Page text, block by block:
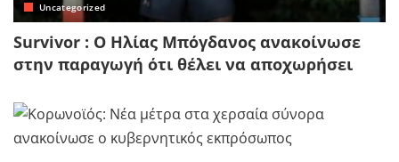
Uncategorized
Survivor : Ο Ηλίας Μπόγδανος ανακοίνωσε
στην παραγωγή ότι θέλει να αποχωρήσει